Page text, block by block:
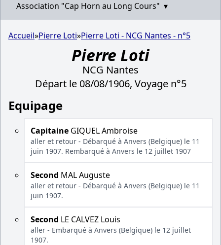
Association "Cap Horn au Long Cours" ▾
Accueil»Pierre Loti»Pierre Loti - NCG Nantes - n°5
Pierre Loti
NCG Nantes
Départ le 08/08/1906, Voyage n°5
Equipage
Capitaine GIQUEL Ambroise
aller et retour - Débarqué à Anvers (Belgique) le 11
juin 1907. Rembarqué à Anvers le 12 juillet 1907
Second MAL Auguste
aller et retour - Débarqué à Anvers (Belgique) le 11
juin 1907.
Second LE CALVEZ Louis
aller - Embarqué à Anvers (Belgique) le 12 juillet
1907.